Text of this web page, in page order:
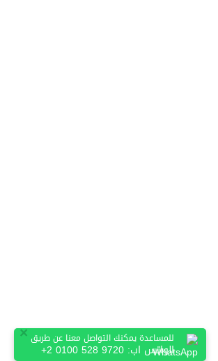
×للمساعدة يمكنك التواصل معنا عن طريق
الواتس اب: +2 0100 528 9720